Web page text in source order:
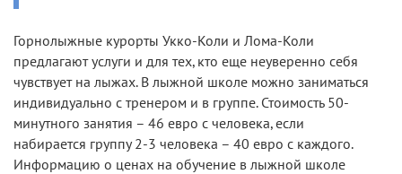
Горнолыжные курорты Укко-Коли и Лома-Коли
предлагают услуги и для тех, кто еще неуверенно себя
чувствует на лыжах. В лыжной школе можно заниматься
индивидуально с тренером и в группе. Стоимость 50-
минутного занятия – 46 евро с человека, если
набирается группу 2-3 человека – 40 евро с каждого.
Информацию о ценах на обучение в лыжной школе